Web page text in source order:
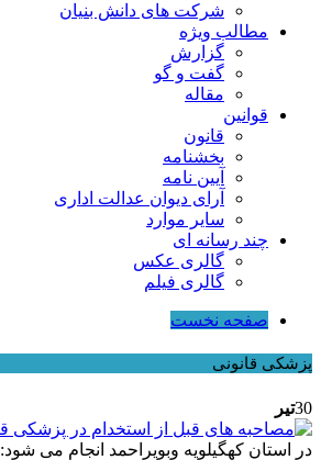
شرکت های دانش بنیان
مطالب ویژه
گزارش
گفت و گو
مقاله
قوانین
قانون
بخشنامه
آیین نامه
آرای دیوان عدالت اداری
سایر موارد
چند رسانه ای
گالری عکس
گالری فیلم
صفحه نخست
پزشکی قانونی
30تیر
در استان کهگیلویه وبویراحمد انجام می شود: